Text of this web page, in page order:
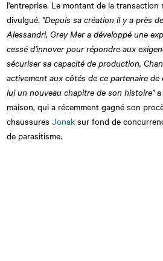
l'entreprise. Le montant de la transaction
divulgué. "Depuis sa création il y a près
Alessandri, Grey Mer a développé une
cessé d'innover pour répondre aux
sécuriser sa capacité de production,
activement aux côtés de ce partenaire
lui un nouveau chapitre de son histoire"a
maison, qui a récemment gagné son
chaussuresJonak sur fond de
de parasitisme.